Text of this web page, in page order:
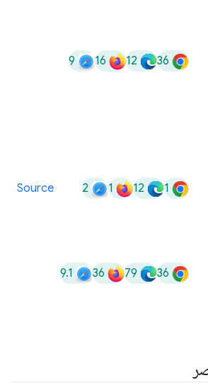
36
12
16
9
1
12
1
2
Source
36
79
36
9.1